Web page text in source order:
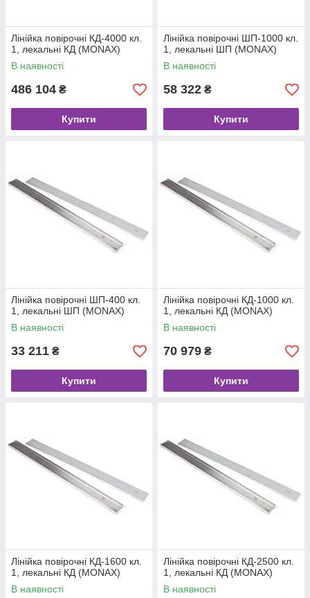
Лінійка повірочні КД-4000 кл.
1, лекальні КД (MONAX)
В наявності
486 104 ₴
Купити
Лінійка повірочні ШП-1000 кл.
1, лекальні ШП (MONAX)
В наявності
58 322 ₴
Купити
Лінійка повірочні ШП-400 кл.
1, лекальні ШП (MONAX)
В наявності
33 211 ₴
Купити
Лінійка повірочні КД-1000 кл.
1, лекальні КД (MONAX)
В наявності
70 979 ₴
Купити
Лінійка повірочні КД-1600 кл.
1, лекальні КД (MONAX)
В наявності
Лінійка повірочні КД-2500 кл.
1, лекальні КД (MONAX)
В наявності